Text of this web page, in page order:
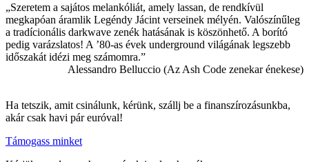
„Szeretem a sajátos melankóliát, amely lassan, de rendkívül
megkapóan áramlik Legéndy Jácint verseinek mélyén. Valószínűleg
a tradícionális darkwave zenék hatásának is köszönhető. A borító
pedig varázslatos! A ’80-as évek underground világának legszebb
időszakát idézi meg számomra.”
Alessandro Belluccio (Az Ash Code zenekar énekese)
Ha tetszik, amit csinálunk, kérünk, szállj be a finanszírozásunkba,
akár csak havi pár euróval!
Támogass minket